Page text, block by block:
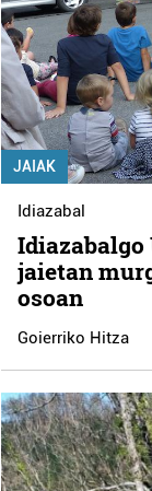
JAIAK
Idiazabal
jaietan
osoan
Goierriko Hitza